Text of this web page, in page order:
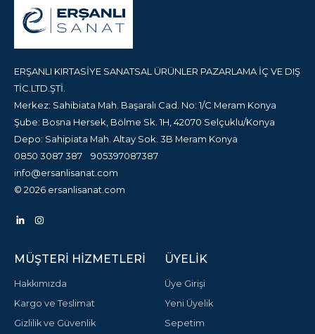
ERŞANLI KIRTASİYE SANATSAL ÜRÜNLER PAZARLAMA İÇ VE DIŞ
TİC.LTD.ŞTİ.
Merkez: Sahibiata Mah. Başaralı Cad. No: 1/C Meram Konya
Şube: Bosna Hersek, Bölme Sk. 1H, 42070 Selçuklu/Konya
Depo: Sahipiata Mah. Altay Sok. 3B Meram Konya
0850 3087 387
905397087387
info@ersanlisanat.com
© 2026 ersanlisanat.com
MÜŞTERI HIZMETLERI
Hakkımızda
Kargo ve Teslimat
Gizlilik ve Güvenlik
ÜYELIK
Üye Girişi
Yeni Üyelik
Sepetim